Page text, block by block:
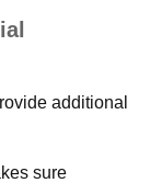
additional
sure